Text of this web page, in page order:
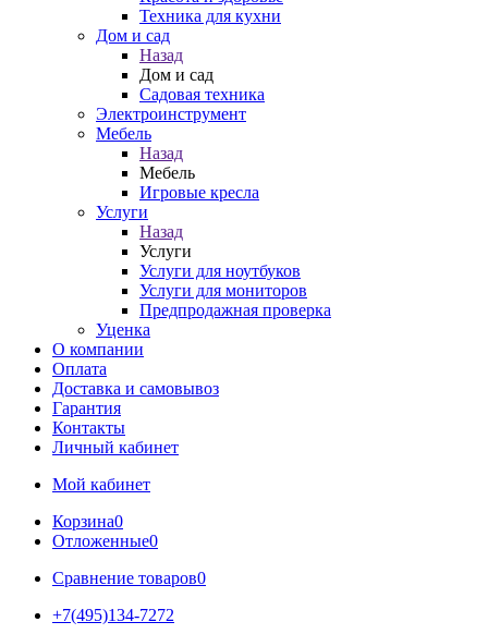
Техника для кухни
Дом и сад
Назад
Дом и сад
Садовая техника
Электроинструмент
Мебель
Назад
Мебель
Игровые кресла
Услуги
Назад
Услуги
Услуги для ноутбуков
Услуги для мониторов
Предпродажная проверка
Уценка
О компании
Оплата
Доставка и самовывоз
Гарантия
Контакты
Личный кабинет
Мой кабинет
Корзина0
Отложенные0
Сравнение товаров0
+7(495)134-7272